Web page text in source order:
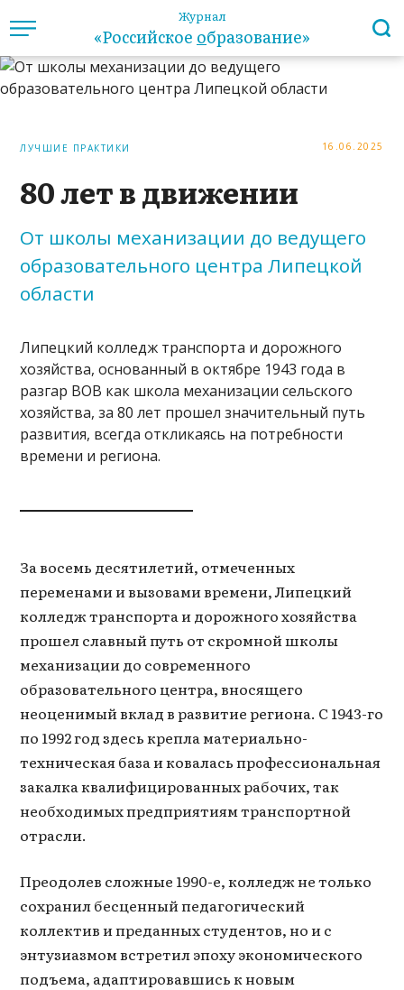
Журнал
«Российское образование»
ЛУЧШИЕ ПРАКТИКИ 16.06.2025
80 лет в движении
От школы механизации до ведущего
образовательного центра Липецкой
области
Липецкий колледж транспорта и дорожного
хозяйства, основанный в октябре 1943 года в
разгар ВОВ как школа механизации сельского
хозяйства, за 80 лет прошел значительный путь
развития, всегда откликаясь на потребности
времени и региона.
За восемь десятилетий, отмеченных
переменами и вызовами времени, Липецкий
колледж транспорта и дорожного хозяйства
прошел славный путь от скромной школы
механизации до современного
образовательного центра, вносящего
неоценимый вклад в развитие региона. С 1943-го
по 1992 год здесь крепла материально-
техническая база и ковалась профессиональная
закалка квалифицированных рабочих, так
необходимых предприятиям транспортной
отрасли.
Преодолев сложные 1990-е, колледж не только
сохранил бесценный педагогический
коллектив и преданных студентов, но и с
энтузиазмом встретил эпоху экономического
подъема, адаптировавшись к новым